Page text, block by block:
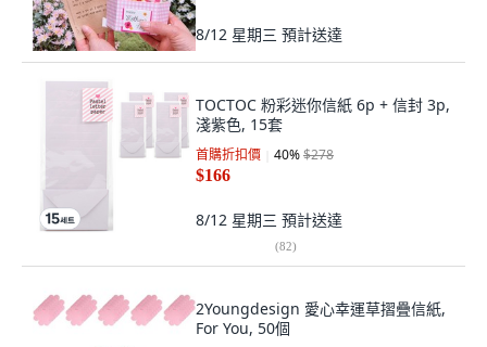
8/12 星期三 預計送達
TOCTOC 粉彩迷你信紙 6p + 信封 3p,
淺紫色, 15套
首購折扣價 40%$278
$166
8/12 星期三 預計送達
(82)
2Youngdesign 愛心幸運草摺疊信紙,
For You, 50個